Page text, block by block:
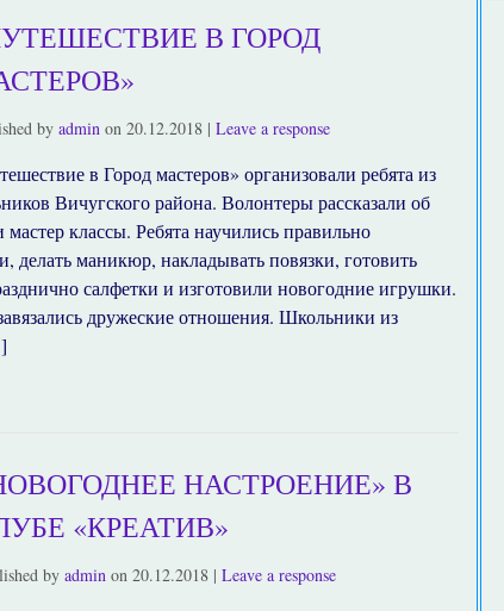
В ГОРОД
byadmin on20.12.2018 |Leave a response
в Город мастеров» организовали ребята из
Вичугского района. Волонтеры рассказали об
классы. Ребята научились правильно
делать маникюр, накладывать повязки, готовить
салфетки и изготовили новогодние игрушки.
дружеские отношения. Школьники из
НАСТРОЕНИЕ» В
«КРЕАТИВ»
by admin on 20.12.2018| Leave a response